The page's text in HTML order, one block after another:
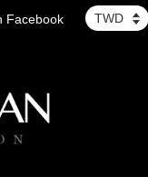
Facebook